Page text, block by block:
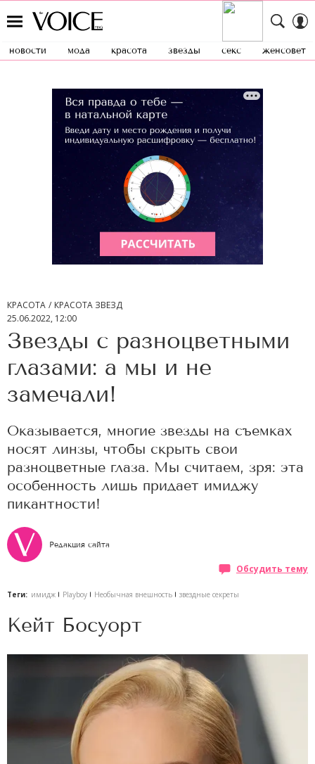
новости мода красота звезды секс женсовет
КРАСОТА
КРАСОТА ЗВЕЗД
25.06.2022, 12:00
Звезды с разноцветными
глазами: а мы и не
замечали!
Оказывается, многие звезды на съемках
носят линзы, чтобы скрыть свои
разноцветные глаза. Мы считаем, зря: эта
особенность лишь придает имиджу
пикантности!
Редакция сайта
Обсудить тему
Теги: имидж Playboy Необычная внешность звездные секреты
Кейт Босуорт